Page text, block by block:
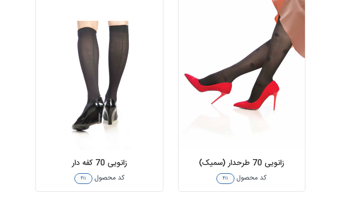
زانویی 70 طرحدار (سمیک)
کد محصول ۴۱۱
زانویی 70 کفه دار
کد محصول ۴۱۱